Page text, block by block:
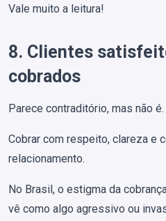
Vale muito a leitura!
8. Clientes
cobrados
Parece contraditório, mas não é.
Cobrar com respeito, clareza e
relacionamento.
No Brasil, o estigma da
vê como algo agressivo ou